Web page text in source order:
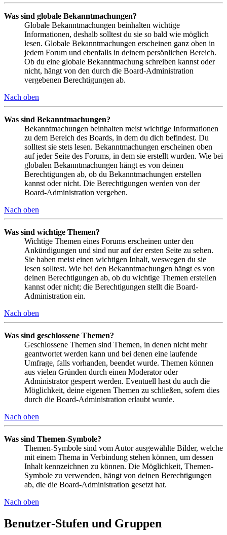
Was sind globale Bekanntmachungen?
Globale Bekanntmachungen beinhalten wichtige
Informationen, deshalb solltest du sie so bald wie möglich
lesen. Globale Bekanntmachungen erscheinen ganz oben in
jedem Forum und ebenfalls in deinem persönlichen Bereich.
Ob du eine globale Bekanntmachung schreiben kannst oder
nicht, hängt von den durch die Board-Administration
vergebenen Berechtigungen ab.
Nach oben
Was sind Bekanntmachungen?
Bekanntmachungen beinhalten meist wichtige Informationen
zu dem Bereich des Boards, in dem du dich befindest. Du
solltest sie stets lesen. Bekanntmachungen erscheinen oben
auf jeder Seite des Forums, in dem sie erstellt wurden. Wie bei
globalen Bekanntmachungen hängt es von deinen
Berechtigungen ab, ob du Bekanntmachungen erstellen
kannst oder nicht. Die Berechtigungen werden von der
Board-Administration vergeben.
Nach oben
Was sind wichtige Themen?
Wichtige Themen eines Forums erscheinen unter den
Ankündigungen und sind nur auf der ersten Seite zu sehen.
Sie haben meist einen wichtigen Inhalt, weswegen du sie
lesen solltest. Wie bei den Bekanntmachungen hängt es von
deinen Berechtigungen ab, ob du wichtige Themen erstellen
kannst oder nicht; die Berechtigungen stellt die Board-
Administration ein.
Nach oben
Was sind geschlossene Themen?
Geschlossene Themen sind Themen, in denen nicht mehr
geantwortet werden kann und bei denen eine laufende
Umfrage, falls vorhanden, beendet wurde. Themen können
aus vielen Gründen durch einen Moderator oder
Administrator gesperrt werden. Eventuell hast du auch die
Möglichkeit, deine eigenen Themen zu schließen, sofern dies
durch die Board-Administration erlaubt wurde.
Nach oben
Was sind Themen-Symbole?
Themen-Symbole sind vom Autor ausgewählte Bilder, welche
mit einem Thema in Verbindung stehen können, um dessen
Inhalt kennzeichnen zu können. Die Möglichkeit, Themen-
Symbole zu verwenden, hängt von deinen Berechtigungen
ab, die die Board-Administration gesetzt hat.
Nach oben
Benutzer-Stufen und Gruppen